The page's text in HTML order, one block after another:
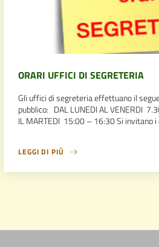
ORARI UFFICI DI SEGRETERIA
Gli uffici di segreteria effettuano il
pubblico: DAL LUNEDI AL VENERDI
IL MARTEDI 15:00 – 16:30 Si
LEGGI DI PIÙ